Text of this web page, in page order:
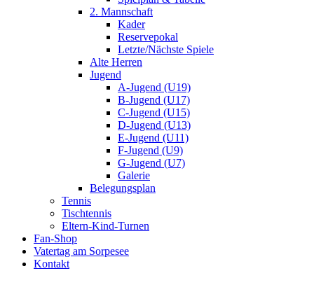
2. Mannschaft
Kader
Reservepokal
Letzte/Nächste Spiele
Alte Herren
Jugend
A-Jugend (U19)
B-Jugend (U17)
C-Jugend (U15)
D-Jugend (U13)
E-Jugend (U11)
F-Jugend (U9)
G-Jugend (U7)
Galerie
Belegungsplan
Tennis
Tischtennis
Eltern-Kind-Turnen
Fan-Shop
Vatertag am Sorpesee
Kontakt